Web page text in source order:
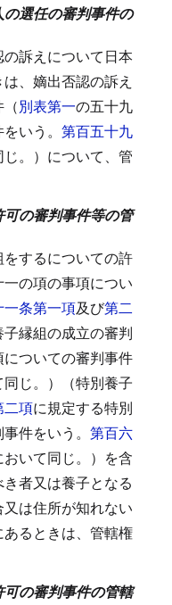
の選任の審判事件の
訴えについて日本
、嫡出否認の訴え
別表第一の五十九
いう。 第百五十九
。）について、管
可の審判事件等の管
するについての許
の項の事項につい
条第一項及び第二
縁組の成立の審判
ついての審判事件
同じ。）（特別養子
二項に規定する特別
件をいう。 第百六
おいて同じ。）を含
者又は養子となる
は住所が知れない
るときは、管轄権
可の審判事件の管轄